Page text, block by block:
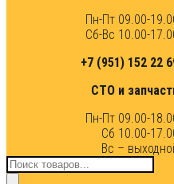
Пн-Пт 09.00-
Сб-Вс 10.00-
+7 (951) 152 22
СТО и
Пн-Пт 09.00-
Сб 10.00-
Вс –
Поиск
товаров